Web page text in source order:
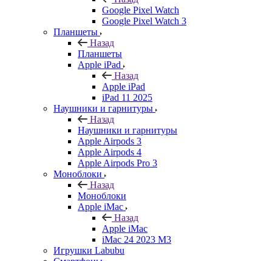
Google Pixel Watch
Google Pixel Watch 3
Планшеты
Назад
Планшеты
Apple iPad
Назад
Apple iPad
iPad 11 2025
Наушники и гарнитуры
Назад
Наушники и гарнитуры
Apple Airpods 3
Apple Airpods 4
Apple Airpods Pro 3
Моноблоки
Назад
Моноблоки
Apple iMac
Назад
Apple iMac
iMac 24 2023 M3
Игрушки Labubu